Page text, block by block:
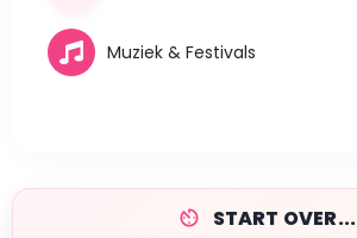
Muziek & Festivals
START OVER...